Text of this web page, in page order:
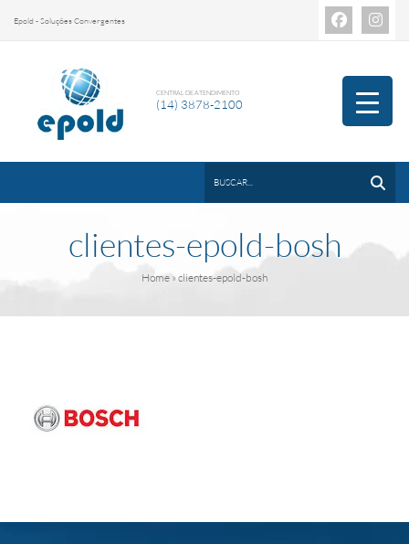
Epold - Soluções Convergentes
CENTRAL DE ATENDIMENTO
(14) 3878-2100
clientes-epold-bosh
Home » clientes-epold-bosh